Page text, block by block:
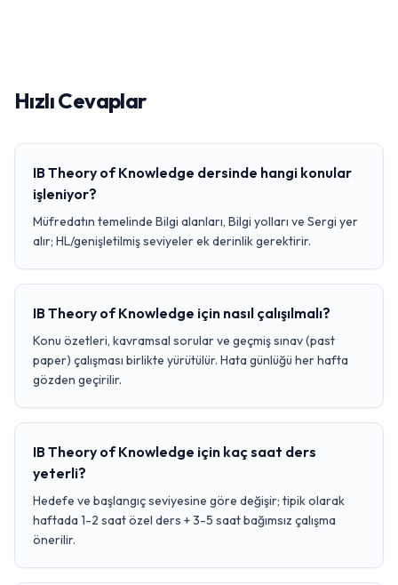
Hızlı Cevaplar
IB Theory of Knowledge dersinde hangi konular
işleniyor?
Müfredatın temelinde Bilgi alanları, Bilgi yolları ve Sergi yer
alır; HL/genişletilmiş seviyeler ek derinlik gerektirir.
IB Theory of Knowledge için nasıl çalışılmalı?
Konu özetleri, kavramsal sorular ve geçmiş sınav (past
paper) çalışması birlikte yürütülür. Hata günlüğü her hafta
gözden geçirilir.
IB Theory of Knowledge için kaç saat ders
yeterli?
Hedefe ve başlangıç seviyesine göre değişir; tipik olarak
haftada 1-2 saat özel ders + 3-5 saat bağımsız çalışma
önerilir.